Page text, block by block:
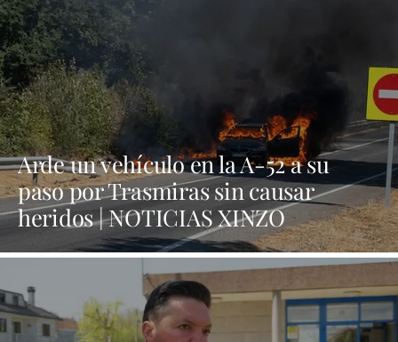
Arde un vehículo en la A-52 a su
paso por Trasmiras sin causar
heridos | NOTICIAS XINZO